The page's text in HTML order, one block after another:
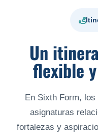
Un
flexible
En Sixth Form,
asignaturas
fortalezas y